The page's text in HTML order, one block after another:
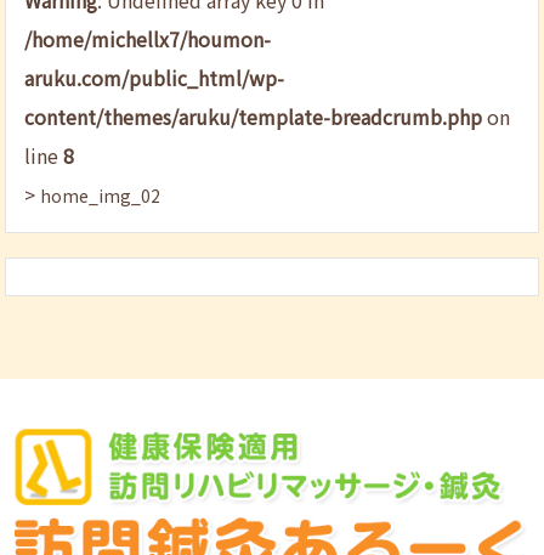
/home/michellx7/houmon-
aruku.com/public_html/wp-
content/themes/aruku/template-breadcrumb.phpon
line8
> home_img_02